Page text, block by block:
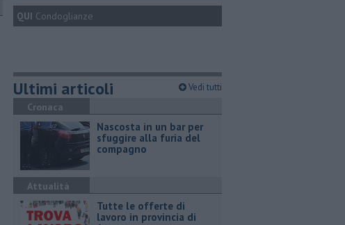
QUI Condoglianze
Ultimi articoli Vedi tutti
Cronaca
Nascosta in un bar per
sfuggire alla furia del
compagno
Attualità
​Tutte le offerte di
lavoro in provincia di